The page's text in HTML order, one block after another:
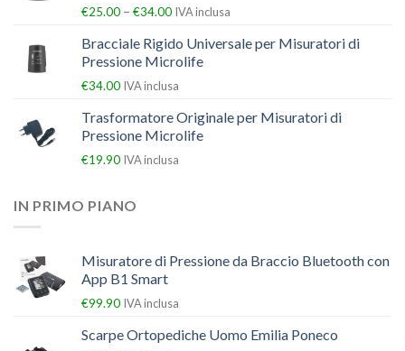
€25.00 – €34.00 IVA inclusa
Bracciale Rigido Universale per Misuratori di
Pressione Microlife
€34.00 IVA inclusa
Trasformatore Originale per Misuratori di
Pressione Microlife
€19.90 IVA inclusa
IN PRIMO PIANO
Misuratore di Pressione da Braccio Bluetooth con
App B1 Smart
€99.90 IVA inclusa
Scarpe Ortopediche Uomo Emilia Poneco